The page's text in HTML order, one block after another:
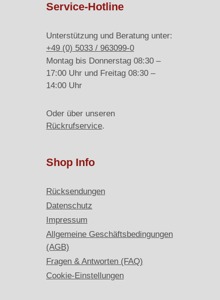
Service-Hotline
Unterstützung und Beratung unter:
+49 (0) 5033 / 963099-0
Montag bis Donnerstag 08:30 –
17:00 Uhr und Freitag 08:30 –
14:00 Uhr
Oder über unseren
Rückrufservice.
Shop Info
Rücksendungen
Datenschutz
Impressum
Allgemeine Geschäftsbedingungen
(AGB)
Fragen & Antworten (FAQ)
Cookie-Einstellungen